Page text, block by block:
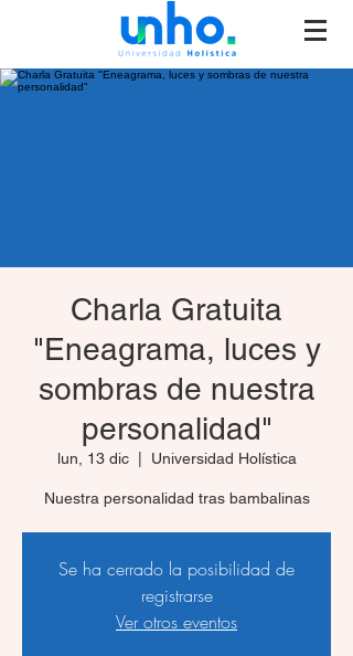
Charla Gratuita
"Eneagrama, luces y
sombras de nuestra
personalidad"
lun, 13 dic
  |
Universidad Holística
Nuestra personalidad tras bambalinas
Se ha cerrado la posibilidad de
registrarse
Ver otros eventos